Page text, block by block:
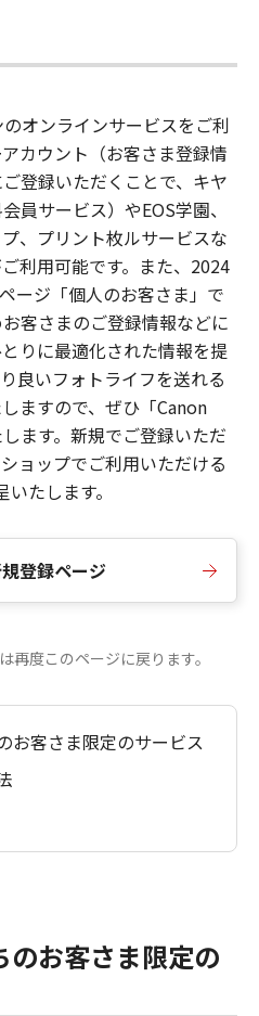
のオンラインサービスをご利
カウント（お客さま登録情
登録いただくことで、キヤ
員サービス）やEOS学園、
、プリント枚ルサービスな
利用可能です。また、2024
ージ「個人のお客さま」で
客さまのご登録情報などに
りに最適化された情報を提
良いフォトライフを送れる
ますので、ぜひ「Canon
ます。新規でご登録いただ
ョップでご利用いただける
たします。
登録ページ
再度このページに戻ります。
お客さま限定のサービス
お客さま限定の